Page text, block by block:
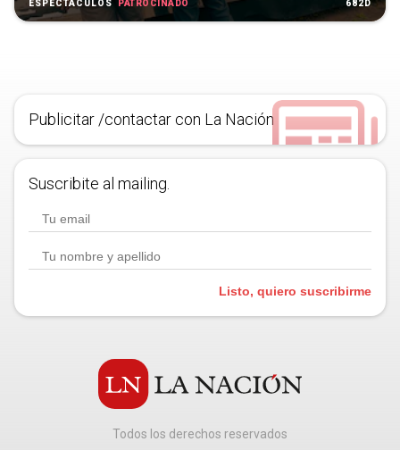
ESPECTÁCULOS PATROCINADO 682D
Publicitar /contactar con La Nación
Suscribite al mailing.
Listo, quiero suscribirme
Todos los derechos reservados